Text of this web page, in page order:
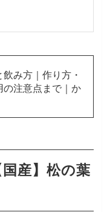
み方｜作り方・
の注意点まで｜か
産】松の葉